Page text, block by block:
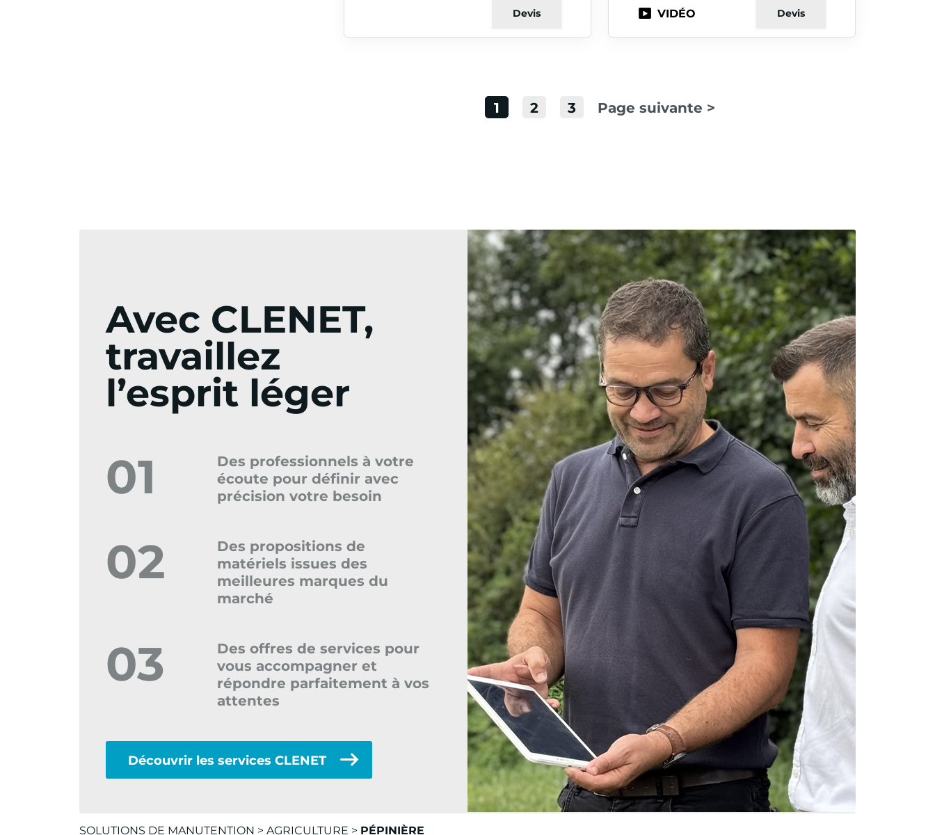
Devis VIDÉO Devis
1 2 3 Page suivante >
Avec CLENET,
travaillez
l’esprit léger
01
Des professionnels à votre
écoute pour définir avec
précision votre besoin
02
Des propositions de
matériels issues des
meilleures marques du
marché
03
Des offres de services pour
vous accompagner et
répondre parfaitement à vos
attentes
Découvrir les services CLENET
SOLUTIONS DE MANUTENTION > AGRICULTURE > PÉPINIÈRE